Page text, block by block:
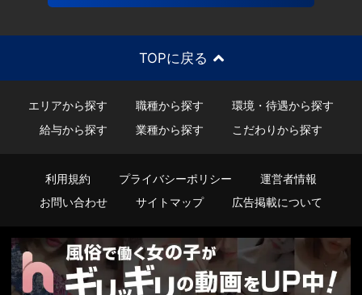
TOPに戻る
エリアから探す 職種から探す
環境・待遇から探す
給与から探す
業種から探す こだわりから探す
利用規約 プライバシーポリシー
運営者情報
お問い合わせ
サイトマップ 広告掲載について